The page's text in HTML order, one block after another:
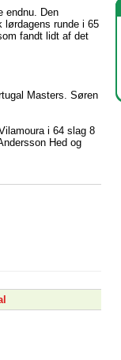
endnu. Den
lørdagens runde i 65
fandt lidt af det
Masters. Søren
i 64 slag 8
Hed og